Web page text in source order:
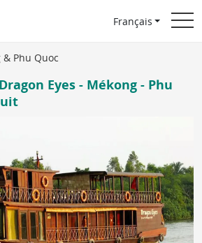
Français
Phu Quoc
Eyes - Mékong - Phu